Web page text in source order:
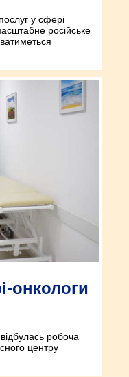
у сфері
російське
онкологи
робоча
центру